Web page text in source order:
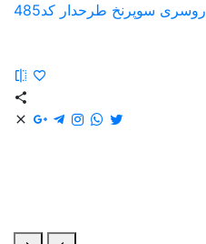
روسری سوپرنخ طرحدار کد485